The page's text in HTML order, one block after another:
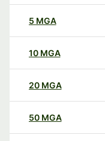
5 MGA
10 MGA
20 MGA
50 MGA